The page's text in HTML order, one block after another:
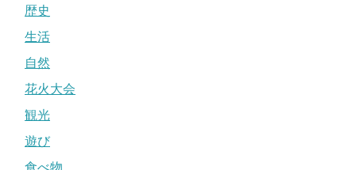
歴史
生活
自然
花火大会
観光
遊び
食べ物